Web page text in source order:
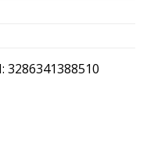
3286341388510